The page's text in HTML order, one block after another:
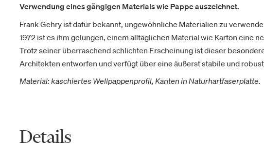
Verwendung eines gängigen Materials wie Pappe auszeichnet.
Frank Gehry ist dafür bekannt, ungewöhnliche Materialien zu
1972 ist es ihm gelungen, einem alltäglichen Material wie Karton eine
Trotz seiner überraschend schlichten Erscheinung ist dieser
Architekten entworfen und verfügt über eine äußerst stabile und
Material: kaschiertes Wellpappenprofil, Kanten in Naturhartfaserplatte.
Details